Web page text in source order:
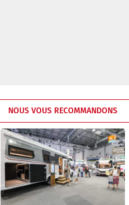
NOUS VOUS RECOMMANDONS